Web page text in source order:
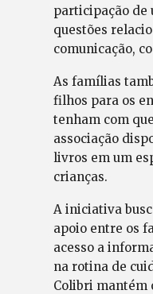
participação de
questões
comunicação,
As famílias
filhos para os
tenham com
associação
livros em um
crianças.
A iniciativa
apoio entre os
acesso a
na rotina de
Colibri mantém